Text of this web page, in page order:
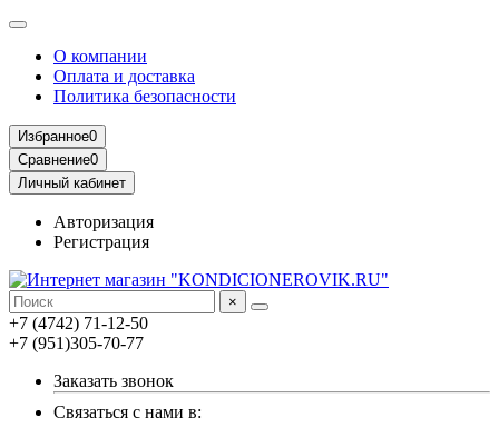
О компании
Оплата и доставка
Политика безопасности
Избранное0
Сравнение0
Личный кабинет
Авторизация
Регистрация
×
+7 (4742) 71-12-50
+7 (951)305-70-77
Заказать звонок
Связаться с нами в: